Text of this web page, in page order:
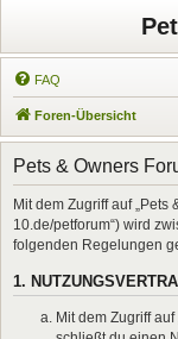
FAQ
Foren-Übersicht
Pets & Owners
Mit dem Zugriff auf „Pets
10.de/petforum“) wird
folgenden Regelungen
1.
Mit dem Zugriff